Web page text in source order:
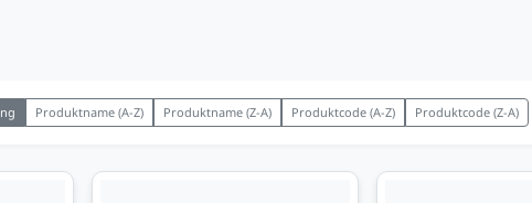
Produktname (A-Z) Produktname (Z-A) Produktcode (A-Z) Produktcode (Z-A)